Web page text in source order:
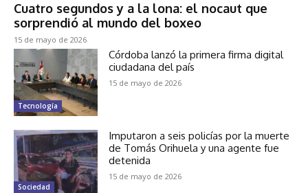
Cuatro segundos y a la lona: el nocaut que
sorprendió al mundo del boxeo
15 de mayo de 2026
Tecnología
Córdoba lanzó la primera firma digital
ciudadana del país
15 de mayo de 2026
Sociedad
Imputaron a seis policías por la muerte
de Tomás Orihuela y una agente fue
detenida
15 de mayo de 2026